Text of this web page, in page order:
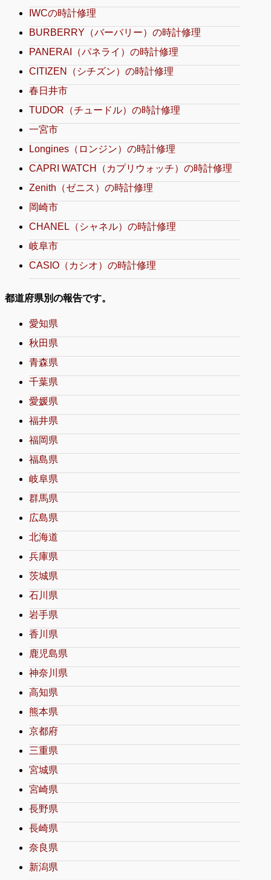
IWCの時計修理
BURBERRY（バーバリー）の時計修理
PANERAI（パネライ）の時計修理
CITIZEN（シチズン）の時計修理
春日井市
TUDOR（チュードル）の時計修理
一宮市
Longines（ロンジン）の時計修理
CAPRI WATCH（カプリウォッチ）の時計修理
Zenith（ゼニス）の時計修理
岡崎市
CHANEL（シャネル）の時計修理
岐阜市
CASIO（カシオ）の時計修理
都道府県別の報告です。
愛知県
秋田県
青森県
千葉県
愛媛県
福井県
福岡県
福島県
岐阜県
群馬県
広島県
北海道
兵庫県
茨城県
石川県
岩手県
香川県
鹿児島県
神奈川県
高知県
熊本県
京都府
三重県
宮城県
宮崎県
長野県
長崎県
奈良県
新潟県